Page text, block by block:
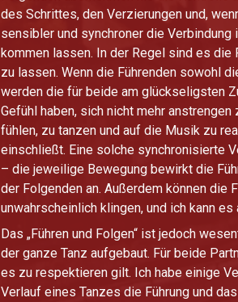
des Schrittes, den Verzierungen und,
sensibler und synchroner die
kommen lassen. In der Regel sind es die
zu lassen. Wenn die Führenden sowohl
werden die für beide am glückseligsten
Gefühl haben, sich nicht mehr anstrengen
fühlen, zu tanzen und auf die Musik zu
einschließt. Eine solche synchronisierte
– die jeweilige Bewegung bewirkt die
der Folgenden an. Außerdem können
unwahrscheinlich klingen, und ich kann
Das „Führen und Folgen“ ist jedoch
der ganze Tanz aufgebaut. Für beide
es zu respektieren gilt. Ich habe einige
Verlauf eines Tanzes die Führung und